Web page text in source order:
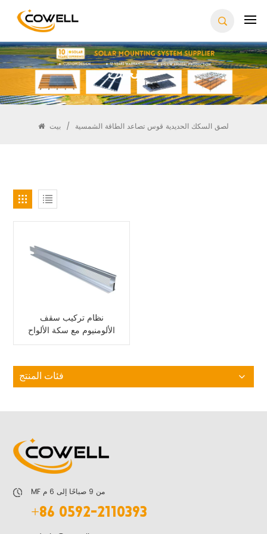
يبحث
بيت / لصق السكك الحديدية قوس تصاعد الطاقة الشمسية
نظام تركيب سقف
الألومنيوم مع سكة الألواح
الشمسية
فئات المنتج
+86 0592-2110393